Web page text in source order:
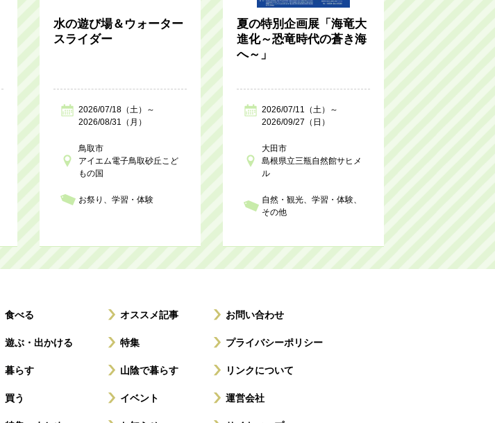
水の遊び場＆ウォーター
スライダー
2026/07/18（土）～
2026/08/31（月）
鳥取市
アイエム電子鳥取砂丘こど
もの国
お祭り 学習・体験
夏の特別企画展「海竜大
進化～恐竜時代の蒼き海
へ～」
2026/07/11（土）～
2026/09/27（日）
大田市
島根県立三瓶自然館サヒメ
ル
自然・観光
学習・体験
その他
食べる
遊ぶ・出かける
暮らす
買う
オススメ記事
特集
山陰で暮らす
イベント
お問い合わせ
プライバシーポリシー
リンクについて
運営会社